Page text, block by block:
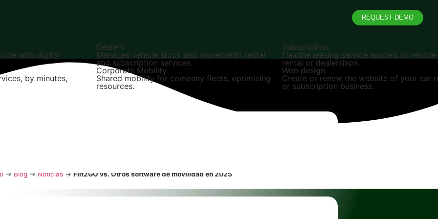
with digital
by minutes,
Dealers
Manages vehicle stock and implements rental
and subscription services.
Corporate Mobility
Shared mobility for company fleets, optimizing
resources.
Subscription
Flexible leasing service applied to vehicle
rental or dealerships.
Web design
Create or renew the website of your car
or subscription business.
REQUEST DEMO
→ Blog → Noticias → Flit2GO vs. Otros software de movilidad en 2025